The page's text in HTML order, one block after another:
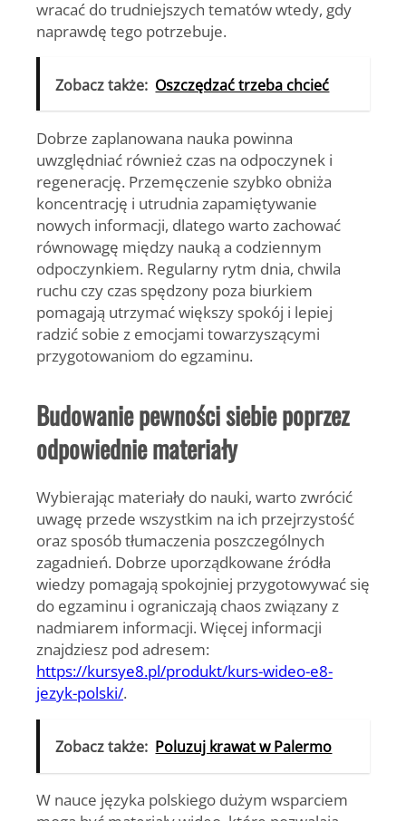
wracać do trudniejszych tematów wtedy, gdy
naprawdę tego potrzebuje.
Zobacz także: Oszczędzać trzeba chcieć
Dobrze zaplanowana nauka powinna
uwzględniać również czas na odpoczynek i
regenerację. Przemęczenie szybko obniża
koncentrację i utrudnia zapamiętywanie
nowych informacji, dlatego warto zachować
równowagę między nauką a codziennym
odpoczynkiem. Regularny rytm dnia, chwila
ruchu czy czas spędzony poza biurkiem
pomagają utrzymać większy spokój i lepiej
radzić sobie z emocjami towarzyszącymi
przygotowaniom do egzaminu.
Budowanie pewności siebie poprzez
odpowiednie materiały
Wybierając materiały do nauki, warto zwrócić
uwagę przede wszystkim na ich przejrzystość
oraz sposób tłumaczenia poszczególnych
zagadnień. Dobrze uporządkowane źródła
wiedzy pomagają spokojniej przygotowywać się
do egzaminu i ograniczają chaos związany z
nadmiarem informacji. Więcej informacji
znajdziesz pod adresem:
https://kursye8.pl/produkt/kurs-wideo-e8-
jezyk-polski/.
Zobacz także: Poluzuj krawat w Palermo
W nauce języka polskiego dużym wsparciem